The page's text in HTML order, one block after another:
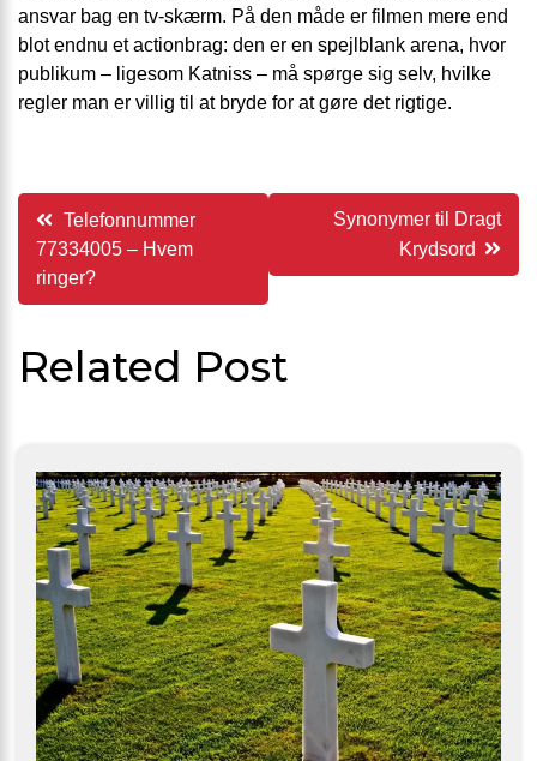
ansvar bag en tv-skærm. På den måde er filmen mere end
blot endnu et actionbrag: den er en spejlblank arena, hvor
publikum – ligesom Katniss – må spørge sig selv, hvilke
regler man er villig til at bryde for at gøre det rigtige.
Indlægsnavigation
Telefonnummer
77334005 – Hvem
ringer?
Synonymer til Dragt
Krydsord
Related Post